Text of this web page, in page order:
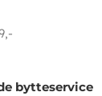
bytteservice